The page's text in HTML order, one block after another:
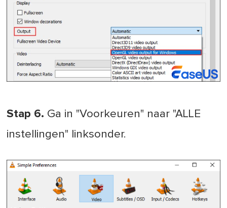
Stap 6. Ga in "Voorkeuren" naar "ALLE
instellingen" linksonder.